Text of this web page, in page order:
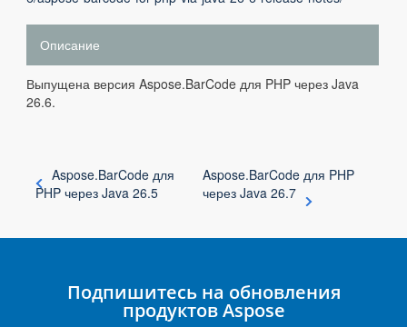
Описание
Выпущена версия Aspose.BarCode для PHP через Java
26.6.
Aspose.BarCode для
PHP через Java 26.5
Aspose.BarCode для PHP
через Java 26.7
Подпишитесь на обновления
продуктов Aspose